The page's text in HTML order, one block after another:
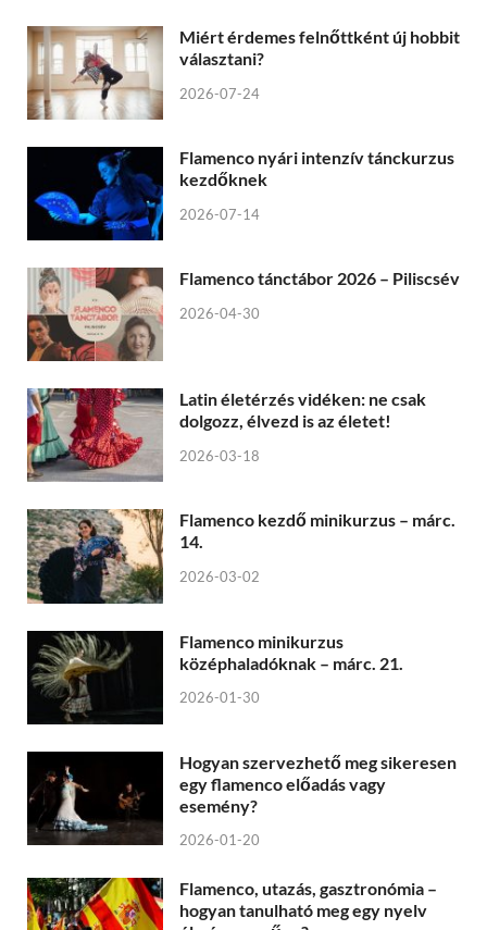
Miért érdemes felnőttként új hobbit
választani?
2026-07-24
Flamenco nyári intenzív tánckurzus
kezdőknek
2026-07-14
Flamenco tánctábor 2026 – Piliscsév
2026-04-30
Latin életérzés vidéken: ne csak
dolgozz, élvezd is az életet!
2026-03-18
Flamenco kezdő minikurzus – márc.
14.
2026-03-02
Flamenco minikurzus
középhaladóknak – márc. 21.
2026-01-30
Hogyan szervezhető meg sikeresen
egy flamenco előadás vagy
esemény?
2026-01-20
Flamenco, utazás, gasztronómia –
hogyan tanulható meg egy nyelv